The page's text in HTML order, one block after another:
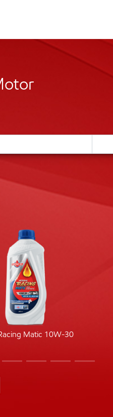
Matic 10W-30